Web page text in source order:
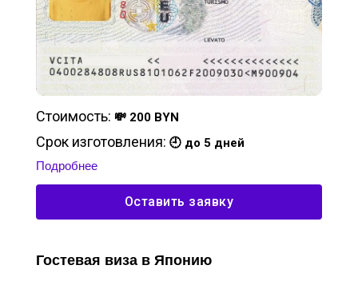
Стоимость: 💸 200 BYN
Срок изготовления: 🕘 до 5 дней
Подробнее
Оставить заявку
Гостевая виза в Японию